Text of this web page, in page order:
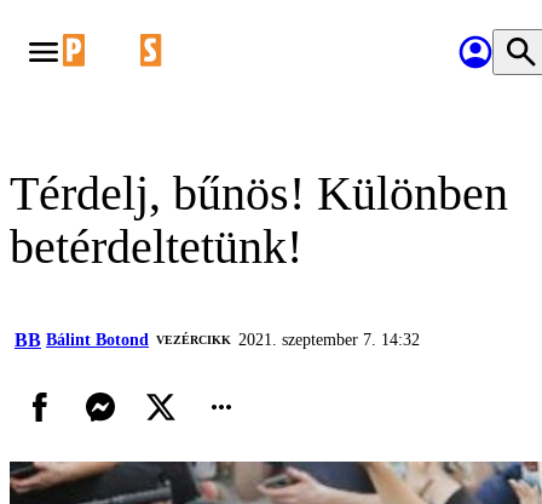
Térdelj, bűnös! Különben
betérdeltetünk!
BB Bálint Botond VEZÉRCIKK 2021. szeptember 7. 14:32